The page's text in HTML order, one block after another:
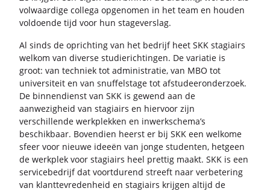
vol­waar­di­ge col­le­ga op­ge­no­men in het team en hou­den
vol­doen­de tijd voor hun sta­ge­ver­slag.
Al sinds de op­rich­ting van het be­drijf heet SKK sta­gi­airs
wel­kom van di­ver­se stu­die­rich­tin­gen. De va­ri­a­tie is
groot: van tech­niek tot ad­mi­ni­stra­tie, van MBO tot
uni­ver­si­teit en van snuf­fel­sta­ge tot af­stu­deer­on­der­zoek.
De bin­nen­dienst van SKK is ge­wend aan de
aan­we­zig­heid van sta­gi­airs en hier­voor zijn
ver­schil­len­de werk­plek­ken en in­werk­sche­ma’s
be­schik­baar. Bo­ven­dien heerst er bij SKK een wel­ko­me
sfeer voor nieu­we idee­ën van jonge stu­den­ten, het­geen
de werk­plek voor sta­gi­airs heel pret­tig maakt. SKK is een
ser­vi­ce­be­drijf dat voort­du­rend streeft naar ver­be­te­ring
van klant­te­vre­den­heid en sta­gi­airs krij­gen al­tijd de